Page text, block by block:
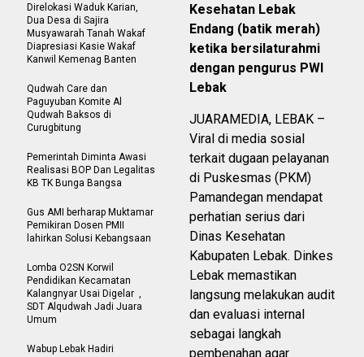
Kesehatan Lebak
Endang (batik merah)
ketika bersilaturahmi
dengan pengurus PWI
Lebak
JUARAMEDIA, LEBAK –
Viral di media sosial
terkait dugaan pelayanan
di Puskesmas (PKM)
Pamandegan mendapat
perhatian serius dari
Dinas Kesehatan
Kabupaten Lebak. Dinkes
Lebak memastikan
langsung melakukan audit
dan evaluasi internal
sebagai langkah
pembenahan agar
Direlokasi Waduk Karian,
Dua Desa di Sajira
Musyawarah Tanah Wakaf
Diapresiasi Kasie Wakaf
Kanwil Kemenag Banten
Qudwah Care dan
Paguyuban Komite Al
Qudwah Baksos di
Curugbitung
Pemerintah Diminta Awasi
Realisasi BOP Dan Legalitas
KB TK Bunga Bangsa
Gus AMI berharap Muktamar
Pemikiran Dosen PMII
lahirkan Solusi Kebangsaan
Lomba O2SN Korwil
Pendidikan Kecamatan
Kalangnyar Usai Digelar ,
SDT Alqudwah Jadi Juara
Umum
Wabup Lebak Hadiri